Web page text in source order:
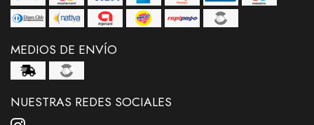
MEDIOS DE ENVÍO
NUESTRAS REDES SOCIALES